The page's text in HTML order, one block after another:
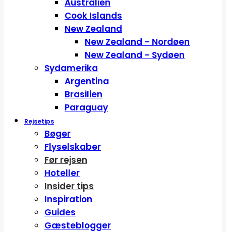
Australien
Cook Islands
New Zealand
New Zealand – Nordøen
New Zealand – Sydøen
Sydamerika
Argentina
Brasilien
Paraguay
Rejsetips
Bøger
Flyselskaber
Før rejsen
Hoteller
Insider tips
Inspiration
Guides
Gæsteblogger